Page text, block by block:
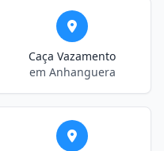
Caça Vazamento
em Anhanguera